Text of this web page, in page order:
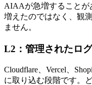
AIAAが急増することが
増えたのではなく、観
ません。
L2：管理されたロ
Cloudflare、Vercel、
に取り込む段階です。